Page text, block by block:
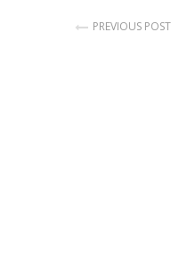
PREVIOUS POST